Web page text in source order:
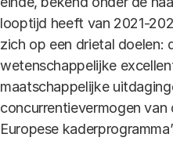
looptijd heeft van 2021-
zich op een drietal doelen:
wetenschappelijke
maatschappelijke
concurrentievermogen van
Europese